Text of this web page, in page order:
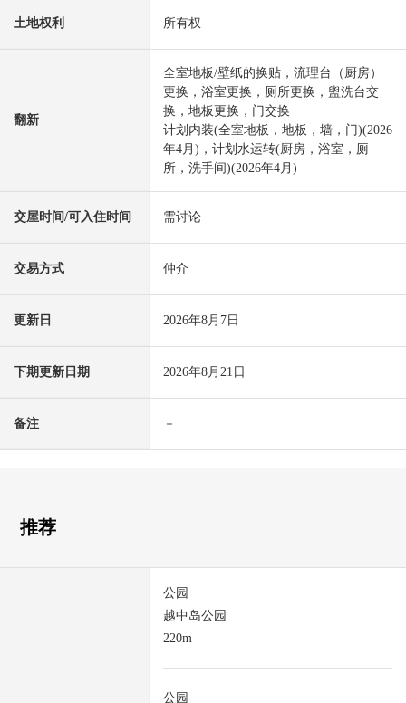
土地权利 所有权
翻新
全室地板/壁纸的换贴，流理台（厨房）
更换，浴室更换，厕所更换，盥洗台交
换，地板更换，门交换
计划内装(全室地板，地板，墙，门)(2026
年4月)，计划水运转(厨房，浴室，厕
所，洗手间)(2026年4月)
交屋时间/可入住时间 需讨论
交易方式 仲介
更新日 2026年8月7日
下期更新日期 2026年8月21日
备注 －
推荐
公园
越中岛公园
220m
公园